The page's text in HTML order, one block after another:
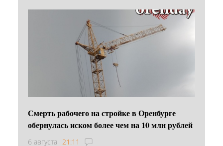
Смерть рабочего на стройке в Оренбурге
обернулась иском более чем на 10 млн рублей
6 августа 21:11